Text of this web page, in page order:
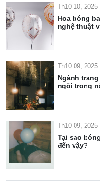
Th10 10, 2025
Hoa bóng
nghệ thuật
Th10 09, 2025
Ngành
ngôi trong
Th10 09, 2025
Tại sao
đến vậy?